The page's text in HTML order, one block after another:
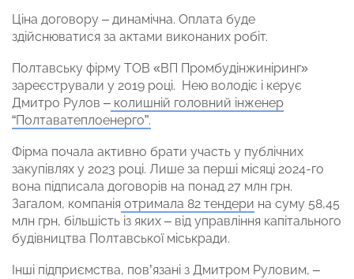
Ціна договору – динамічна. Оплата буде
здійснюватися за актами виконаних робіт.
Полтавську фірму ТОВ «ВП Промбудінжиніринг»
зареєстрували у 2019 році. Нею володіє і керує
Дмитро Рулов – колишній головний інженер
“Полтаватеплоенерго”.
Фірма почала активно брати участь у публічних
закупівлях у 2023 році. Лише за перші місяці 2024-го
вона підписала договорів на понад 27 млн грн.
Загалом, компанія отримала 82 тендери на суму 58,45
млн грн, більшість із яких – від управління капітального
будівництва Полтавської міськради.
Інші підприємства, пов’язані з Дмитром Руловим, –